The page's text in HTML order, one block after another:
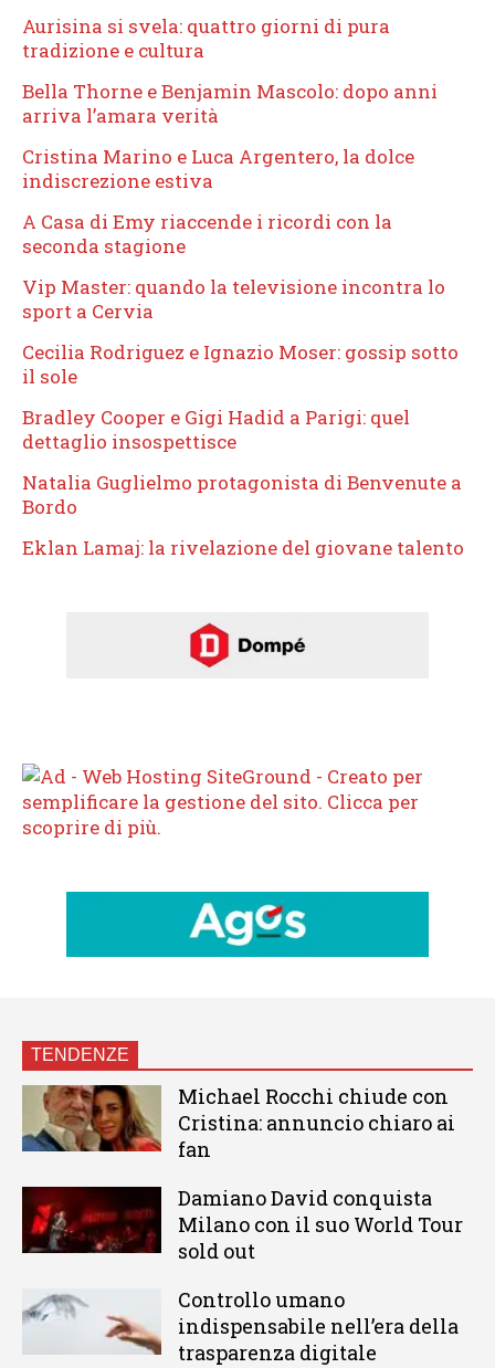
Aurisina si svela: quattro giorni di pura
tradizione e cultura
Bella Thorne e Benjamin Mascolo: dopo anni
arriva l’amara verità
Cristina Marino e Luca Argentero, la dolce
indiscrezione estiva
A Casa di Emy riaccende i ricordi con la
seconda stagione
Vip Master: quando la televisione incontra lo
sport a Cervia
Cecilia Rodriguez e Ignazio Moser: gossip sotto
il sole
Bradley Cooper e Gigi Hadid a Parigi: quel
dettaglio insospettisce
Natalia Guglielmo protagonista di Benvenute a
Bordo
Eklan Lamaj: la rivelazione del giovane talento
TENDENZE
Michael Rocchi chiude con
Cristina: annuncio chiaro ai
fan
Damiano David conquista
Milano con il suo World Tour
sold out
Controllo umano
indispensabile nell’era della
trasparenza digitale